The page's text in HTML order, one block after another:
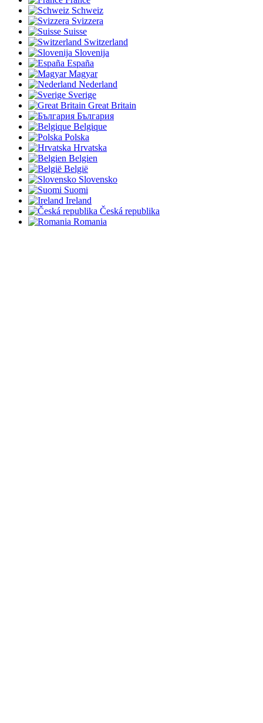
Schweiz
Svizzera
Suisse
Switzerland
Slovenija
España
Magyar
Nederland
Sverige
Great Britain
България
Belgique
Polska
Hrvatska
Belgien
België
Slovensko
Suomi
Ireland
Česká republika
Romania